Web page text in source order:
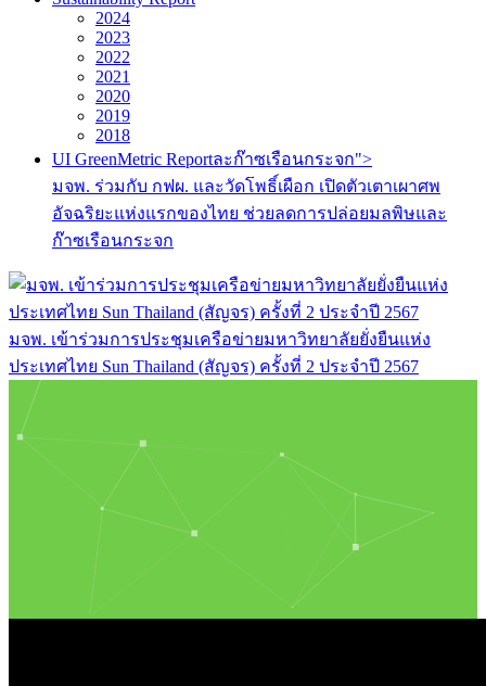
2024
2023
2022
2021
2020
2019
2018
UI GreenMetric Reportละก๊าซเรือนกระจก">
มจพ. ร่วมกับ กฟผ. และวัดโพธิ์เผือก เปิดตัวเตาเผาศพ
อัจฉริยะแห่งแรกของไทย ช่วยลดการปล่อยมลพิษและ
ก๊าซเรือนกระจก
มจพ. เข้าร่วมการประชุมเครือข่ายมหาวิทยาลัยยั่งยืนแห่ง
ประเทศไทย Sun Thailand (สัญจร) ครั้งที่ 2 ประจำปี 2567